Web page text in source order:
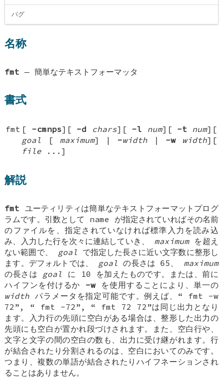
バグ
名称
fmt —簡単なテキストフォーマッタ
書式
fmt [ -cmnps][ -d chars][ -l num][ -t num][
goal
[ maximum] | -width | -w width][
file ... ]
解説
fmt ユーティリティは簡単なテキストフォーマットプログ
ラムです。引数として name が指定されていればその名前
のファイルを、指定されていなければ標準入力を読み込
み、入力した行を次々に連結していき、 maximumを超え
ない範囲で、
goal で指定した長さに近い文字数に整形し
ます。デフォルトでは、 goal の長さは 65、 maximum
の長さは goal
に 10 を加えたものです。または、前に
ハイフンを付けるか -w を使用することにより、単一の
width パラメータを指定可能です。例えば、“ fmt -w
72 ”, “ fmt -72 ”, “ fmt 72 72 ”は同じ出力となり
ます。入力行の先頭に空白がある場合は、整形した出力の
先頭にも空白が置かれ段づけされます。また、空白行や、
文字と文字の間の空白の数も、出力に受け継がれます。行
が結合されたり分割されるのは、空白においてのみです。
つまり、複数の単語が結合されたりハイフネーションされ
ることはありません。